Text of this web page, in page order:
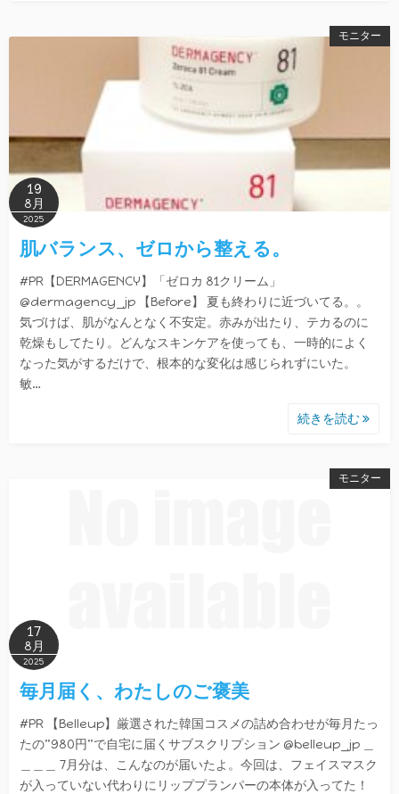
モニター
19
8月
2025
肌バランス、ゼロから整える。
#PR【DERMAGENCY】「ゼロカ 81クリーム」
@dermagency_jp 【Before】 夏も終わりに近づいてる。。
気づけば、肌がなんとなく不安定。赤みが出たり、テカるのに
乾燥もしてたり。どんなスキンケアを使っても、一時的によく
なった気がするだけで、根本的な変化は感じられずにいた。
敏…
続きを読む
モニター
17
8月
2025
毎月届く、わたしのご褒美
#PR 【Belleup】厳選された韓国コスメの詰め合わせが毎月たっ
たの”980円”で自宅に届くサブスクリプション @belleup_jp ＿
＿＿＿ 7月分は、こんなのが届いたよ。今回は、フェイスマスク
が入っていない代わりにリッププランパーの本体が入ってた！